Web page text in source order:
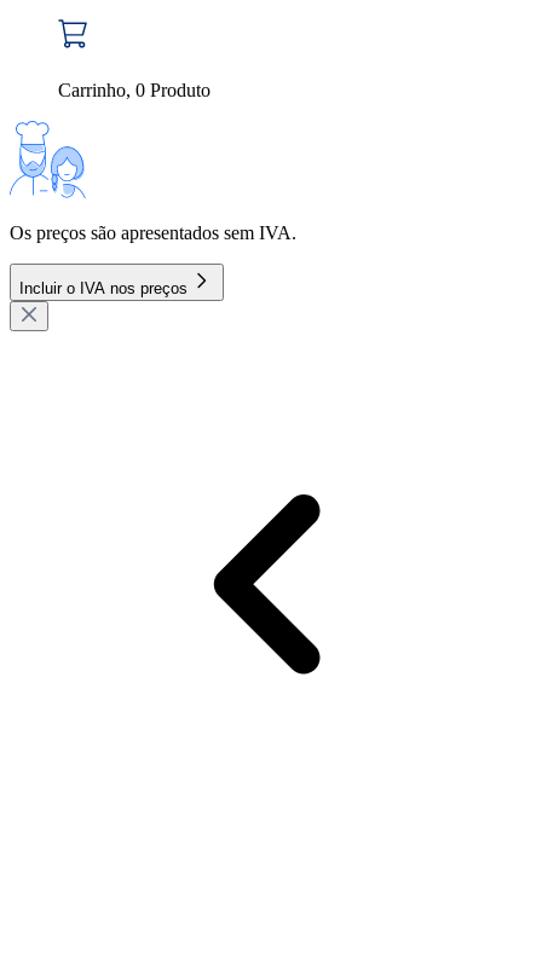
Carrinho, 0 Produto
Os preços são apresentados sem IVA.
Incluir o IVA nos preços